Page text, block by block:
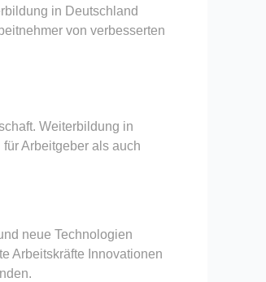
in Deutschland
von verbesserten
Weiterbildung in
Arbeitgeber als auch
neue Technologien
Arbeitskräfte Innovationen